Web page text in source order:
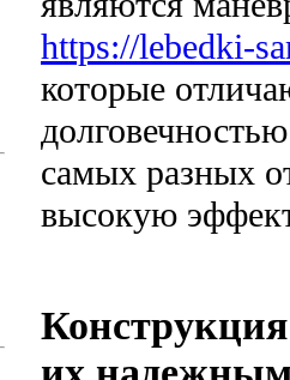
https://lebedki-
которые
самых разных
высокую